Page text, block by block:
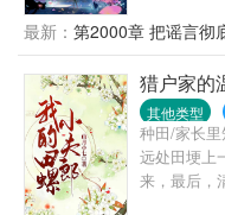
重生到了末
统。种植
空间里要什
风港吧！抢
人在末世中
的！运筹帷
的手中，不
纯小白，第
最新： 第2000章 把谣言彻
猎户家的
其他类型
种田/家长
远处田埂上
来，最后，